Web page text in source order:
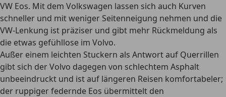
VW Eos. Mit dem Volkswagen lassen sich auch Kurven
schneller und mit weniger Seitenneigung nehmen und die
VW-Lenkung ist präziser und gibt mehr Rückmeldung als
die etwas gefühllose im Volvo.
Außer einem leichten Stuckern als Antwort auf Querrillen
gibt sich der Volvo dagegen von schlechtem Asphalt
unbeeindruckt und ist auf längeren Reisen komfortabeler;
der ruppiger federnde Eos übermittelt den